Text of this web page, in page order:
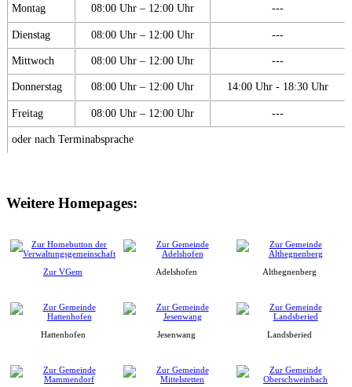
Montag 08:00 Uhr – 12:00 Uhr ---
Dienstag 08:00 Uhr – 12:00 Uhr ---
Mittwoch 08:00 Uhr – 12:00 Uhr ---
Donnerstag 08:00 Uhr – 12:00 Uhr 14:00 Uhr - 18:30 Uhr
Freitag 08:00 Uhr – 12:00 Uhr ---
oder nach Terminabsprache
Weitere Homepages:
Zur VGem Adelshofen Althegnenberg
Hattenhofen Jesenwang Landsberied